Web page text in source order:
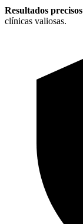
Resultados precisos
clínicas valiosas.